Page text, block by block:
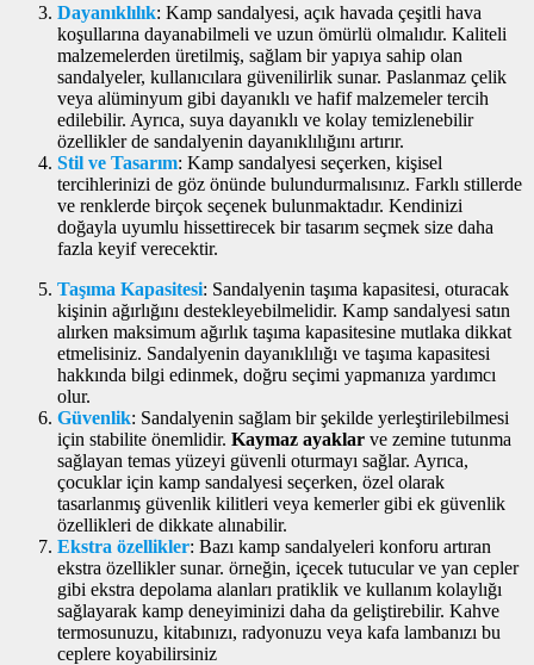
Dayanıklılık: Kamp sandalyesi, açık havada çeşitli hava
koşullarına dayanabilmeli ve uzun ömürlü olmalıdır. Kaliteli
malzemelerden üretilmiş, sağlam bir yapıya sahip olan
sandalyeler, kullanıcılara güvenilirlik sunar. Paslanmaz çelik
veya alüminyum gibi dayanıklı ve hafif malzemeler tercih
edilebilir. Ayrıca, suya dayanıklı ve kolay temizlenebilir
özellikler de sandalyenin dayanıklılığını artırır.
Stil ve Tasarım: Kamp sandalyesi seçerken, kişisel
tercihlerinizi de göz önünde bulundurmalısınız. Farklı stillerde
ve renklerde birçok seçenek bulunmaktadır. Kendinizi
doğayla uyumlu hissettirecek bir tasarım seçmek size daha
fazla keyif verecektir.
Taşıma Kapasitesi: Sandalyenin taşıma kapasitesi, oturacak
kişinin ağırlığını destekleyebilmelidir. Kamp sandalyesi satın
alırken maksimum ağırlık taşıma kapasitesine mutlaka dikkat
etmelisiniz. Sandalyenin dayanıklılığı ve taşıma kapasitesi
hakkında bilgi edinmek, doğru seçimi yapmanıza yardımcı
olur.
Güvenlik: Sandalyenin sağlam bir şekilde yerleştirilebilmesi
için stabilite önemlidir. Kaymaz ayaklar ve zemine tutunma
sağlayan temas yüzeyi güvenli oturmayı sağlar. Ayrıca,
çocuklar için kamp sandalyesi seçerken, özel olarak
tasarlanmış güvenlik kilitleri veya kemerler gibi ek güvenlik
özellikleri de dikkate alınabilir.
Ekstra özellikler: Bazı kamp sandalyeleri konforu artıran
ekstra özellikler sunar. örneğin, içecek tutucular ve yan cepler
gibi ekstra depolama alanları pratiklik ve kullanım kolaylığı
sağlayarak kamp deneyiminizi daha da geliştirebilir. Kahve
termosunuzu, kitabınızı, radyonuzu veya kafa lambanızı bu
ceplere koyabilirsiniz